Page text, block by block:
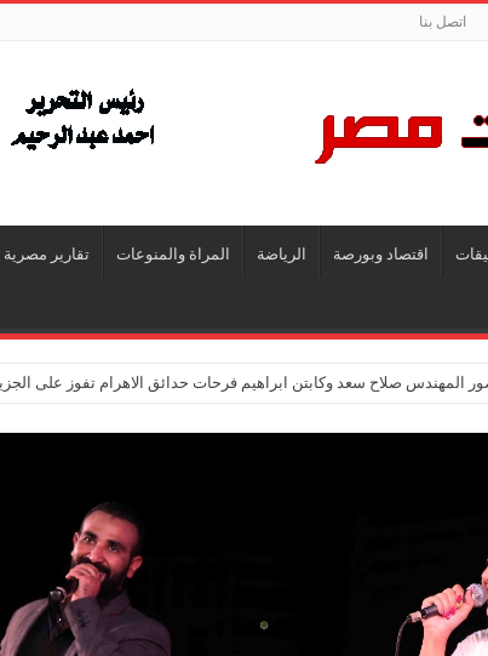
اتصل بنا
اقتصاد وبورصة الرياضة المراة والمنوعات تقارير مصرية
المهندس صلاح سعد وكابتن ابراهيم فرحات حدائق الاهرام تفوز على